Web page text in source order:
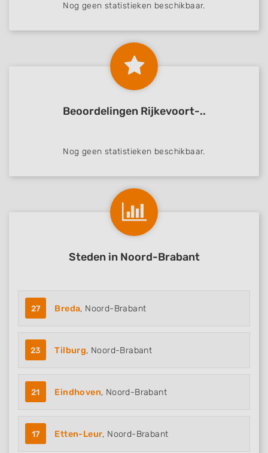
Nog geen statistieken beschikbaar.
Beoordelingen Rijkevoort-..
Nog geen statistieken beschikbaar.
Steden in Noord-Brabant
27 Breda, Noord-Brabant
23 Tilburg, Noord-Brabant
21 Eindhoven, Noord-Brabant
17 Etten-Leur, Noord-Brabant